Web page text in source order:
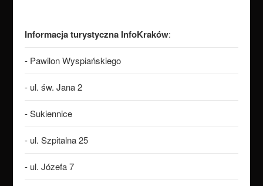
Informacja turystyczna InfoKraków:
- Pawilon Wyspiańskiego
- ul. św. Jana 2
- Sukiennice
- ul. Szpitalna 25
- ul. Józefa 7